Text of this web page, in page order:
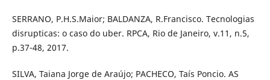
SERRANO, P.H.S.Maior; BALDANZA, R.Francisco. Tecnologias
disrupticas: o caso do uber. RPCA, Rio de Janeiro, v.11, n.5,
p.37-48, 2017.
SILVA, Taiana Jorge de Araújo; PACHECO, Taís Poncio. AS